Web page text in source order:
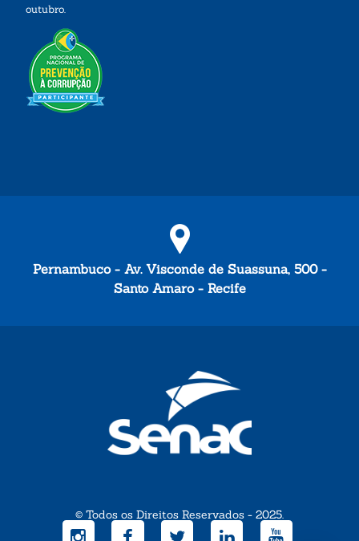
outubro.
Pernambuco - Av. Visconde de Suassuna, 500 -
Santo Amaro - Recife
© Todos os Direitos Reservados - 2025.